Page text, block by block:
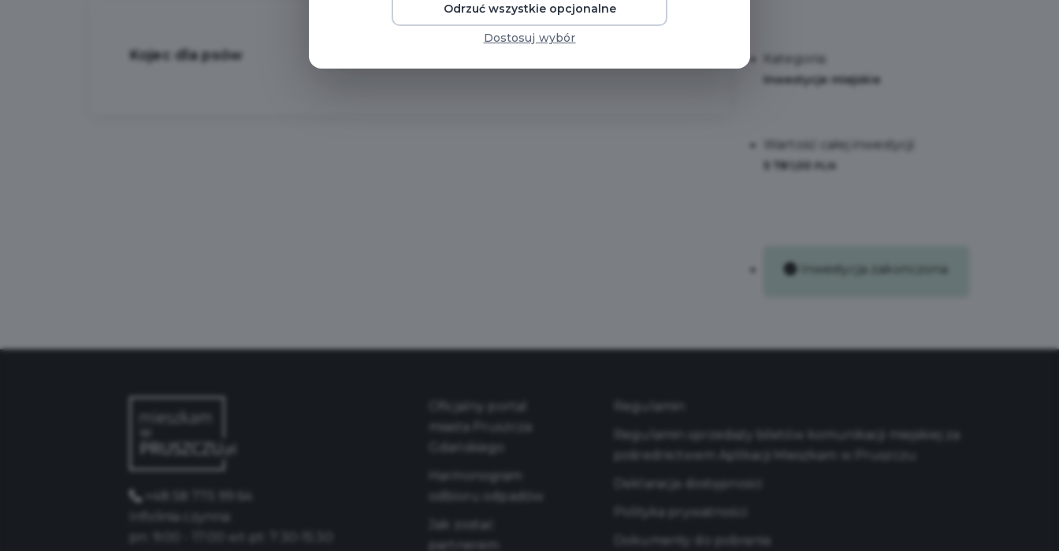
Kojec dla psów Kategoria:
Inwestycje miejskie
Wartość całej inwestycji:
5 781,00
Inwestycja zakończona
+48 58 775 99 64
Infolinia czynna:
Oficjalny portal
miasta Pruszcza
Gdańskiego
Harmonogram
odbioru odpadów
Jak zostać
partnerem
Regulamin
Regulamin sprzedaży biletów komunikacji miejskiej za
pośrednictwem Aplikacji Mieszkam w Pruszczu
Deklaracja dostępności
Polityka prywatności
Dokumenty do pobrania
Odrzuć wszystkie opcjonalne
Dostosuj wybór